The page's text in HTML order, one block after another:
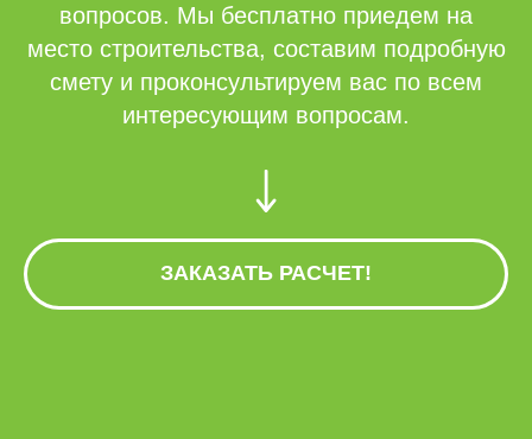
вопросов. Мы бесплатно приедем на
место строительства, составим подробную
смету и проконсультируем вас по всем
интересующим вопросам.
ЗАКАЗАТЬ РАСЧЕТ!